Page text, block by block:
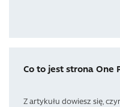
Co to jest strona One
Z artykułu dowiesz się,